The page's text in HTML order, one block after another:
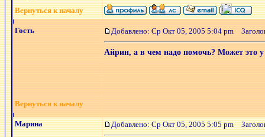
Вернуться к началу
Гость Добавлено: Ср Окт 05, 2005 5:04 pm
Айрин, а в чем надо помочь? Может это у
Вернуться к началу
Марина Добавлено: Ср Окт 05, 2005 5:05 pm